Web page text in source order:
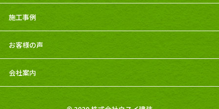
施工事例
お客様の声
会社案内